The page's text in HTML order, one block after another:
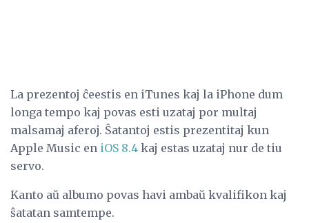
La prezentoj ĉeestis en iTunes kaj la iPhone dum
longa tempo kaj povas esti uzataj por multaj
malsamaj aferoj. Ŝatantoj estis prezentitaj kun
Apple Music en iOS 8.4 kaj estas uzataj nur de tiu
servo.
Kanto aŭ albumo povas havi ambaŭ kvalifikon kaj
ŝatatan samtempe.